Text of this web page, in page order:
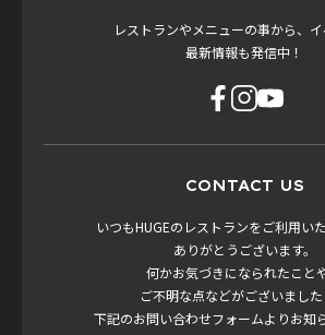
レストランやメニューの事から、イ
最新情報も発信中！
CONTACT US
いつもHUGEのレストランをご利用い
ありがとうございます。
何かお気づきになられたことや
ご不明な点などがございました
下記のお問い合わせフォームよりお知